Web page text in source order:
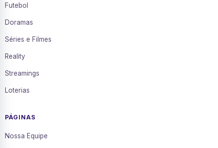
Futebol
Doramas
Séries e Filmes
Reality
Streamings
Loterias
PÁGINAS
Nossa Equipe